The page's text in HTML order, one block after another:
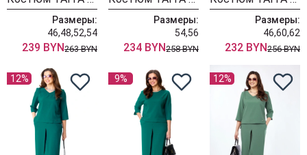
Размеры:
46,48,52,54
239 BYN263 BYN
Размеры:
54,56
234 BYN258 BYN
Размеры:
46,60,62
232 BYN256 BYN
12% 9% 12%